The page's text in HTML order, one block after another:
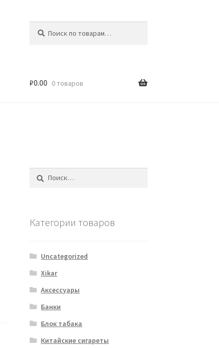
₽0.00 0 товаров
Найти:
Категории товаров
Uncategorized
Xikar
Аксессуары
Банки
Блок табака
Китайские сигареты